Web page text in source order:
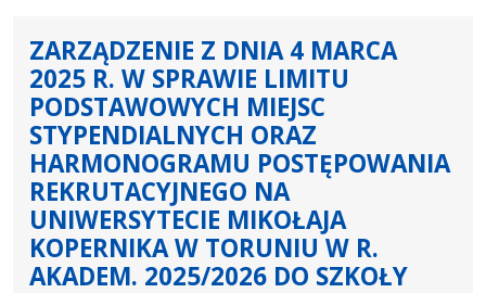
ZARZĄDZENIE Z DNIA 4 MARCA
2025 R. W SPRAWIE LIMITU
PODSTAWOWYCH MIEJSC
STYPENDIALNYCH ORAZ
HARMONOGRAMU POSTĘPOWANIA
REKRUTACYJNEGO NA
UNIWERSYTECIE MIKOŁAJA
KOPERNIKA W TORUNIU W R.
AKADEM. 2025/2026 DO SZKOŁY